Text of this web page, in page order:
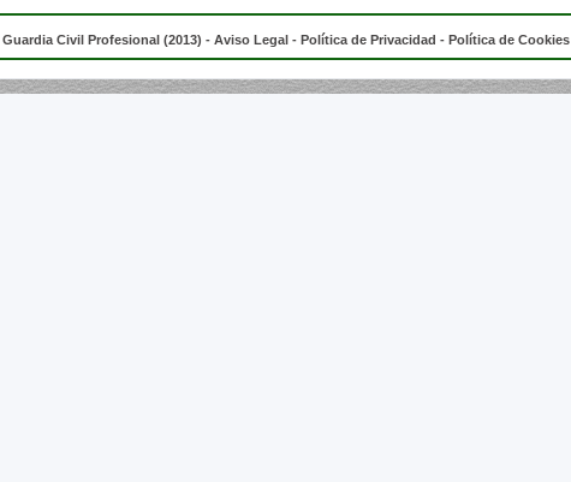
Civil Profesional (2013) - Aviso Legal - Política de Privacidad - Política de Cookies